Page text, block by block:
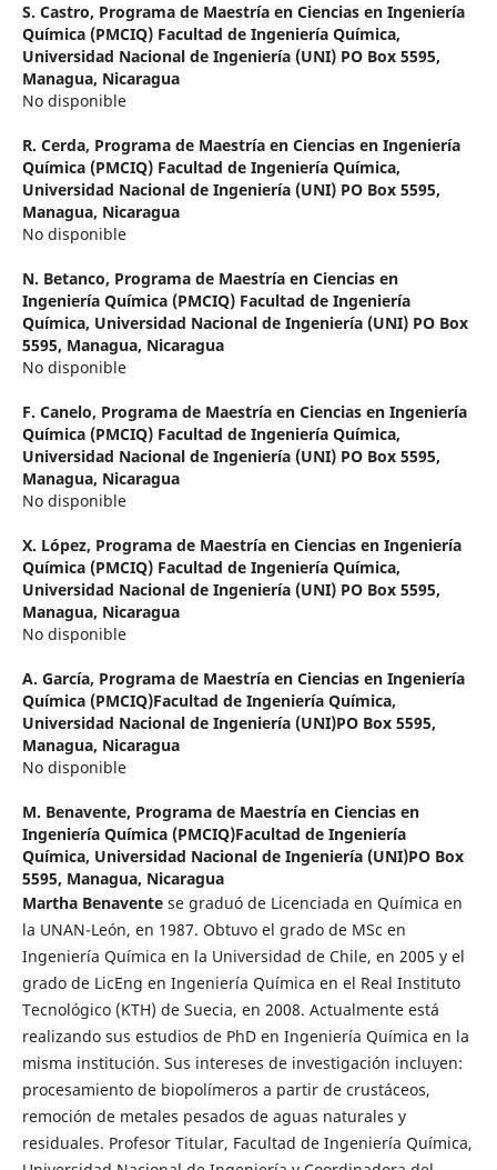
S. Castro, Programa de Maestría en Ciencias en Ingeniería
Química (PMCIQ) Facultad de Ingeniería Química,
Universidad Nacional de Ingeniería (UNI) PO Box 5595,
Managua, Nicaragua
No disponible
R. Cerda, Programa de Maestría en Ciencias en Ingeniería
Química (PMCIQ) Facultad de Ingeniería Química,
Universidad Nacional de Ingeniería (UNI) PO Box 5595,
Managua, Nicaragua
No disponible
N. Betanco, Programa de Maestría en Ciencias en
Ingeniería Química (PMCIQ) Facultad de Ingeniería
Química, Universidad Nacional de Ingeniería (UNI) PO Box
5595, Managua, Nicaragua
No disponible
F. Canelo, Programa de Maestría en Ciencias en Ingeniería
Química (PMCIQ) Facultad de Ingeniería Química,
Universidad Nacional de Ingeniería (UNI) PO Box 5595,
Managua, Nicaragua
No disponible
X. López, Programa de Maestría en Ciencias en Ingeniería
Química (PMCIQ) Facultad de Ingeniería Química,
Universidad Nacional de Ingeniería (UNI) PO Box 5595,
Managua, Nicaragua
No disponible
A. García, Programa de Maestría en Ciencias en Ingeniería
Química (PMCIQ)Facultad de Ingeniería Química,
Universidad Nacional de Ingeniería (UNI)PO Box 5595,
Managua, Nicaragua
No disponible
M. Benavente, Programa de Maestría en Ciencias en
Ingeniería Química (PMCIQ)Facultad de Ingeniería
Química, Universidad Nacional de Ingeniería (UNI)PO Box
5595, Managua, Nicaragua
Martha Benaventese graduó de Licenciada en Química en
la UNAN-León, en 1987. Obtuvo el grado de MSc en
Ingeniería Química en la Universidad de Chile, en 2005 y el
grado de LicEng en Ingeniería Química en el Real Instituto
Tecnológico (KTH) de Suecia, en 2008. Actualmente está
realizando sus estudios de PhD en Ingeniería Química en la
misma institución. Sus intereses de investigación incluyen:
procesamiento de biopolímeros a partir de crustáceos,
remoción de metales pesados de aguas naturales y
residuales. Profesor Titular, Facultad de Ingeniería Química,